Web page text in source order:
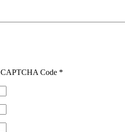
CAPTCHA Code *